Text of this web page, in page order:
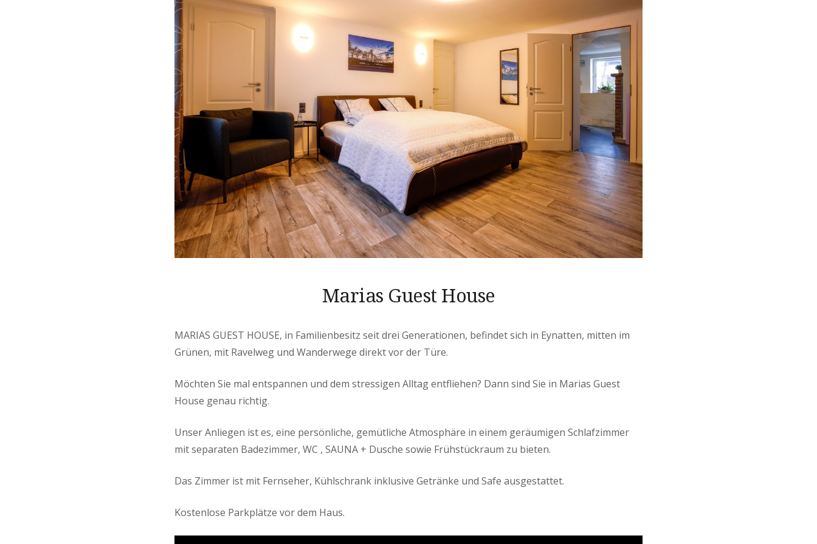
Marias Guest House
MARIAS GUEST HOUSE, in Familienbesitz seit drei Generationen, befindet sich in Eynatten, mitten im
Grünen, mit Ravelweg und Wanderwege direkt vor der Türe.
Möchten Sie mal entspannen und dem stressigen Alltag entfliehen? Dann sind Sie in Marias Guest
House genau richtig.
Unser Anliegen ist es, eine persönliche, gemütliche Atmosphäre in einem geräumigen Schlafzimmer
mit separaten Badezimmer, WC , SAUNA + Dusche sowie Frühstückraum zu bieten.
Das Zimmer ist mit Fernseher, Kühlschrank inklusive Getränke und Safe ausgestattet.
Kostenlose Parkplätze vor dem Haus.